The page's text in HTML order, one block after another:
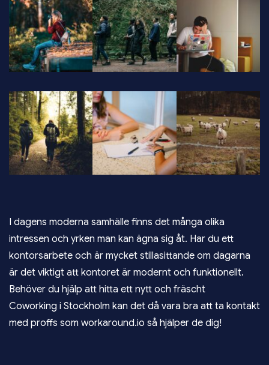
I dagens moderna samhälle finns det många olika
intressen och yrken man kan ägna sig åt. Har du ett
kontorsarbete och är mycket stillasittande om dagarna
är det viktigt att kontoret är modernt och funktionellt.
Behöver du hjälp att hitta ett nytt och fräscht
Coworking i Stockholm kan det då vara bra att ta kontakt
med proffs som workaround.io så hjälper de dig!